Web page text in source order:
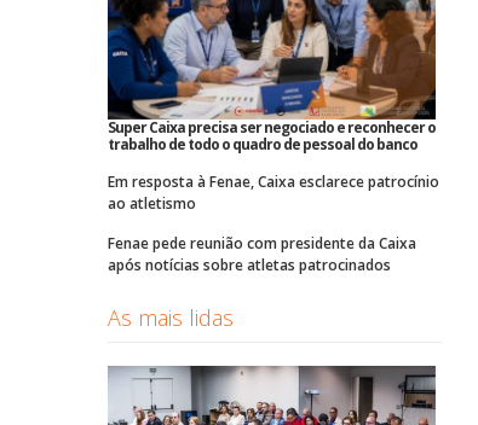
Super Caixa precisa ser negociado e reconhecer o
trabalho de todo o quadro de pessoal do banco
Em resposta à Fenae, Caixa esclarece patrocínio
ao atletismo
Fenae pede reunião com presidente da Caixa
após notícias sobre atletas patrocinados
As mais lidas